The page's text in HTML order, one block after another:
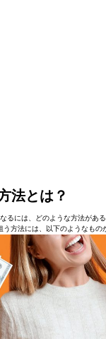
法とは？
るには、どのような方法があ
う方法には、以下のようなもの